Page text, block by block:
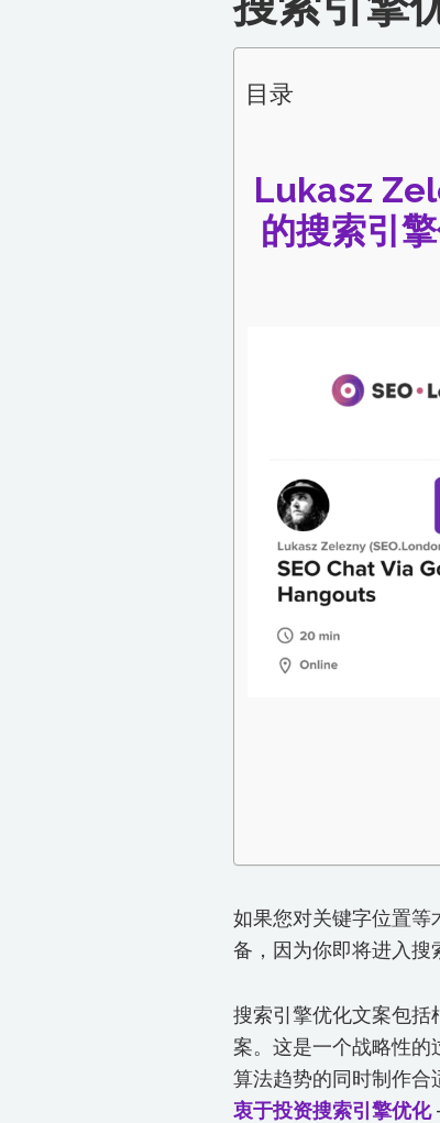
目录
Lukasz
的搜索引
如果您对关键字位置等
备，因为你即将进入搜
搜索引擎优化文案包括
案。这是一个战略性的
算法趋势的同时制作合
衷于投资搜索引擎优化